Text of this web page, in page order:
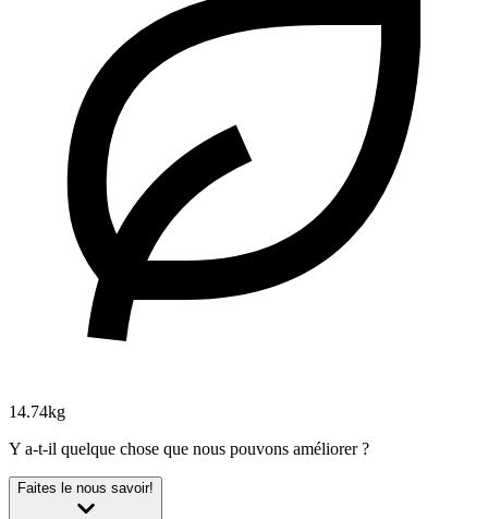
14.74kg
Y a-t-il quelque chose que nous pouvons améliorer ?
Faites le nous savoir!